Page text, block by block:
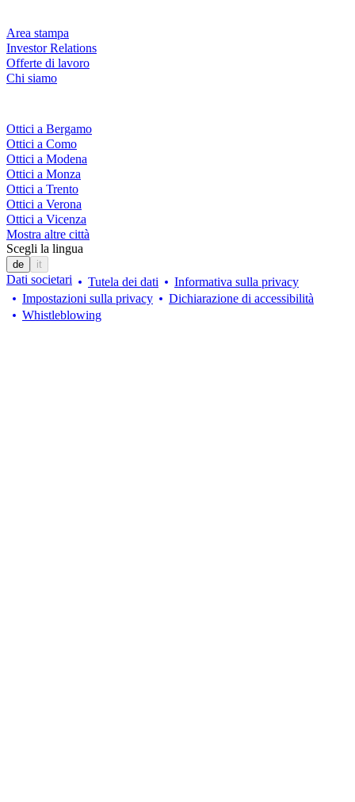
Area stampa
Investor Relations
Offerte di lavoro
Chi siamo
Ottici a Bergamo
Ottici a Como
Ottici a Modena
Ottici a Monza
Ottici a Trento
Ottici a Verona
Ottici a Vicenza
Mostra altre città
Scegli la lingua
de it
Dati societari Tutela dei dati
Informativa sulla privacy
Impostazioni sulla privacy
Dichiarazione di accessibilità
Whistleblowing